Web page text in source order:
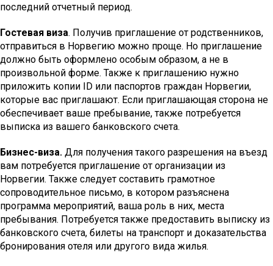
последний отчетный период.
Гостевая виза. Получив приглашение от родственников,
отправиться в Норвегию можно проще. Но приглашение
должно быть оформлено особым образом, а не в
произвольной форме. Также к приглашению нужно
приложить копии ID или паспортов граждан Норвегии,
которые вас приглашают. Если приглашающая сторона не
обеспечивает ваше пребывание, также потребуется
выписка из вашего банковского счета.
Бизнес-виза. Для получения такого разрешения на въезд
вам потребуется приглашение от организации из
Норвегии. Также следует составить грамотное
сопроводительное письмо, в котором разъяснена
программа мероприятий, ваша роль в них, места
пребывания. Потребуется также предоставить выписку из
банковского счета, билеты на транспорт и доказательства
бронирования отеля или другого вида жилья.